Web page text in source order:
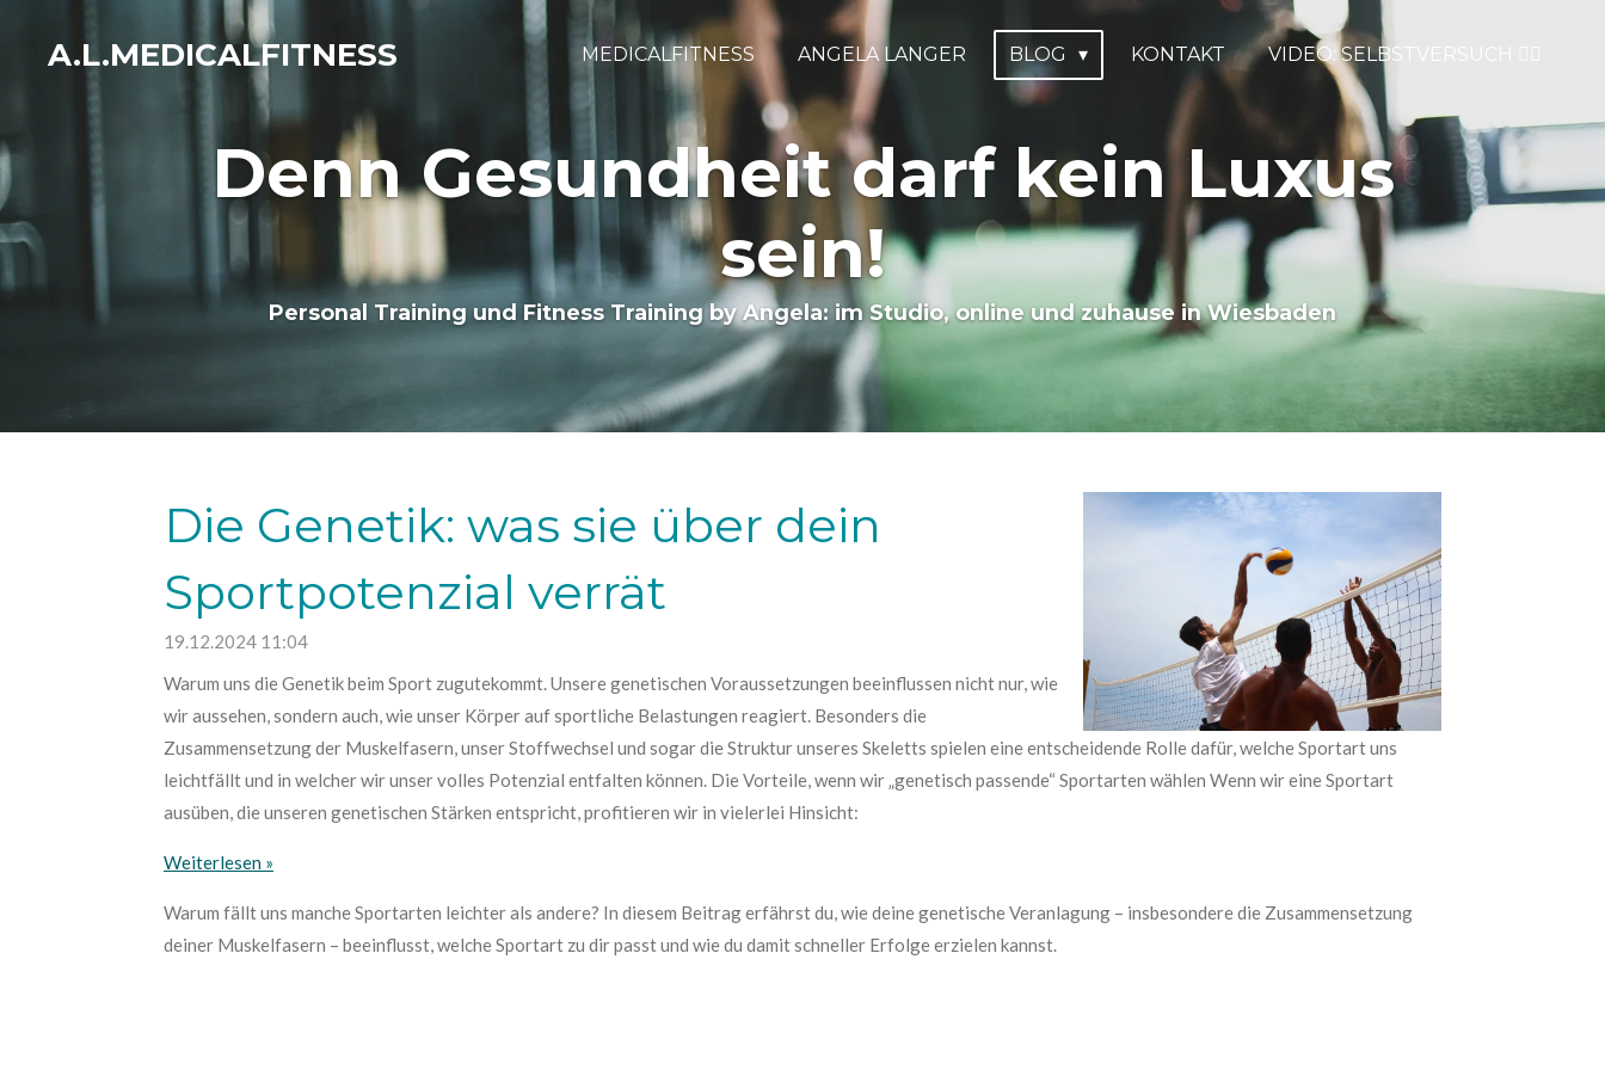
Hauptinhalt
A.L.MEDICALFITNESS MEDICALFITNESS ANGELA LANGER BLOG KONTAKT VIDEO: SELBSTVERSUCH ☝🏽
Denn Gesundheit darf kein Luxus
sein!
Personal Training und Fitness Training by Angela: im Studio, online und zuhause in Wiesbaden
Die Genetik: was sie über dein
Sportpotenzial verrät
19.12.2024 11:04
Warum uns die Genetik beim Sport zugutekommt. Unsere genetischen Voraussetzungen beeinflussen nicht nur, wie
wir aussehen, sondern auch, wie unser Körper auf sportliche Belastungen reagiert. Besonders die
Zusammensetzung der Muskelfasern, unser Stoffwechsel und sogar die Struktur unseres Skeletts spielen eine entscheidende Rolle dafür, welche Sportart uns
leichtfällt und in welcher wir unser volles Potenzial entfalten können. Die Vorteile, wenn wir „genetisch passende“ Sportarten wählen Wenn wir eine Sportart
ausüben, die unseren genetischen Stärken entspricht, profitieren wir in vielerlei Hinsicht:
Weiterlesen »
Warum fällt uns manche Sportarten leichter als andere? In diesem Beitrag erfährst du, wie deine genetische Veranlagung – insbesondere die Zusammensetzung
deiner Muskelfasern – beeinflusst, welche Sportart zu dir passt und wie du damit schneller Erfolge erzielen kannst.